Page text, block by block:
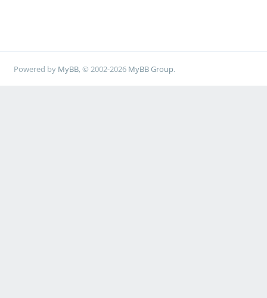
Powered by MyBB, © 2002-2026 MyBB Group.